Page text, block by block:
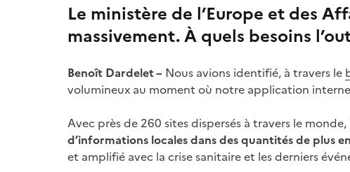
Le ministère de l’Europe et des
massivement. À quels besoins
Benoît Dardelet – Nous avions identifié, à travers le
volumineux au moment où notre application
Avec près de 260 sites dispersés à travers le monde,
d’informations locales dans des quantités de plus
et amplifié avec la crise sanitaire et les derniers